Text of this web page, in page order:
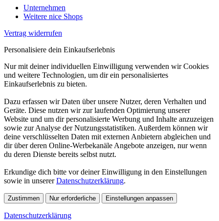
Unternehmen
Weitere nice Shops
Vertrag widerrufen
Personalisiere dein Einkaufserlebnis
Nur mit deiner individuellen Einwilligung verwenden wir Cookies
und weitere Technologien, um dir ein personalisiertes
Einkaufserlebnis zu bieten.
Dazu erfassen wir Daten über unsere Nutzer, deren Verhalten und
Geräte. Diese nutzen wir zur laufenden Optimierung unserer
Website und um dir personalisierte Werbung und Inhalte anzuzeigen
sowie zur Analyse der Nutzungsstatistiken. Außerdem können wir
deine verschlüsselten Daten mit externen Anbietern abgleichen und
dir über deren Online-Werbekanäle Angebote anzeigen, nur wenn
du deren Dienste bereits selbst nutzt.
Erkundige dich bitte vor deiner Einwilligung in den Einstellungen
sowie in unsererDatenschutzerklärung.
Zustimmen Nur erforderliche Einstellungen anpassen
Datenschutzerklärung